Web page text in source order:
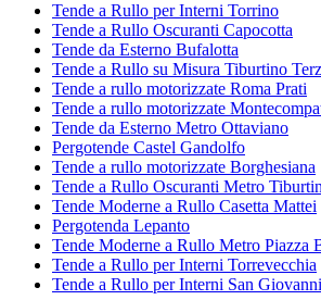
Tende a Rullo per Interni Torrino
Tende a Rullo Oscuranti Capocotta
Tende da Esterno Bufalotta
Tende a Rullo su Misura Tiburtino
Tende a rullo motorizzate Roma Prati
Tende a rullo motorizzate
Tende da Esterno Metro Ottaviano
Pergotende Castel Gandolfo
Tende a rullo motorizzate Borghesiana
Tende a Rullo Oscuranti Metro
Tende Moderne a Rullo Casetta Mattei
Pergotenda Lepanto
Tende Moderne a Rullo Metro Piazza
Tende a Rullo per Interni Torrevecchia
Tende a Rullo per Interni San